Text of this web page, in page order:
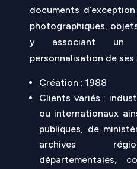
documents
photographiques,
y associant un
personnalisation de
Création : 1988
Clients variés :
ou internationaux
publiques, de
archives
départementales,